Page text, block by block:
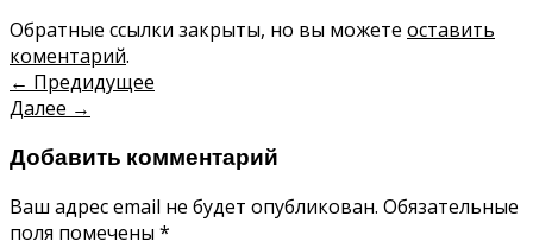
Обратные ссылки закрыты, но вы можете оставить
коментарий.
← Предидущее
Далее →
Добавить комментарий
Ваш адрес email не будет опубликован. Обязательные
поля помечены *